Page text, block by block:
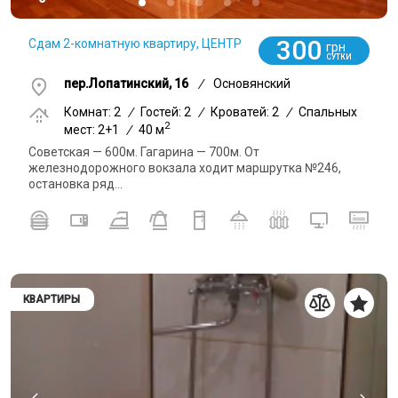
Сдам 2-комнатную квартиру, ЦЕНТР 300 грн
СУТКИ
пер.Лопатинский, 16 /
Основянский
Комнат: 2 / Гостей: 2 / Кроватей: 2 / Спальных
мест: 2+1
/ 40 м2
Советская — 600м. Гагарина — 700м. От
железнодорожного вокзала ходит маршрутка №246,
остановка ряд...
КВАРТИРЫ